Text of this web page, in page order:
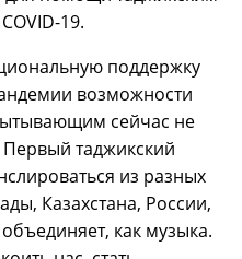
19.
поддержку
возможности
сейчас не
таджикский
из разных
Казахстана, России,
как музыка.